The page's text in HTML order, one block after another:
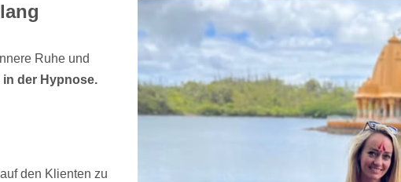
Ruhe und
der Hypnose.
den Klienten zu